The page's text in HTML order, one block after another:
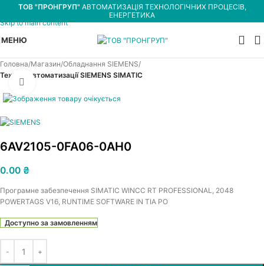
Skip to navigation
Skip to main content
ТОВ "ПРОНГРУП" АВТОМАТИЗАЦІЯ ТЕХНОЛОГІЧНИХ ПРОЦЕСІВ,
ЕНЕРГЕТИКА
МЕНЮ
Головна Магазин Обладнання SIEMENS
Техніка автоматизації SIEMENS SIMATIC
6AV2105-0FA06-0AH0
0.00 ₴
Програмне забезпечення SIMATIC WINCC RT PROFESSIONAL, 2048
POWERTAGS V16, RUNTIME SOFTWARE IN TIA PO
Доступно за замовленням